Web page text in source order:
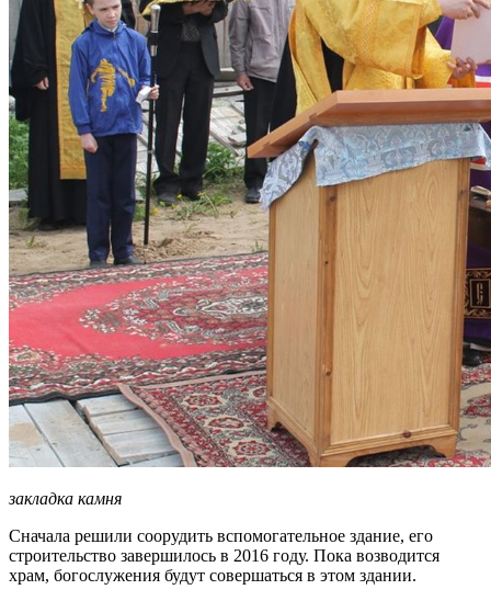
закладка камня
Сначала решили соорудить вспомогательное здание, его
строительство завершилось в 2016 году. Пока возводится
храм, богослужения будут совершаться в этом здании.